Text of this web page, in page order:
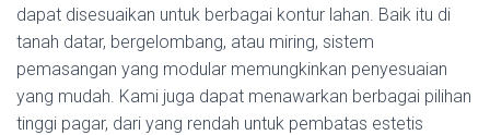
dapat disesuaikan untuk berbagai kontur lahan. Baik itu di
tanah datar, bergelombang, atau miring, sistem
pemasangan yang modular memungkinkan penyesuaian
yang mudah. Kami juga dapat menawarkan berbagai pilihan
tinggi pagar, dari yang rendah untuk pembatas estetis